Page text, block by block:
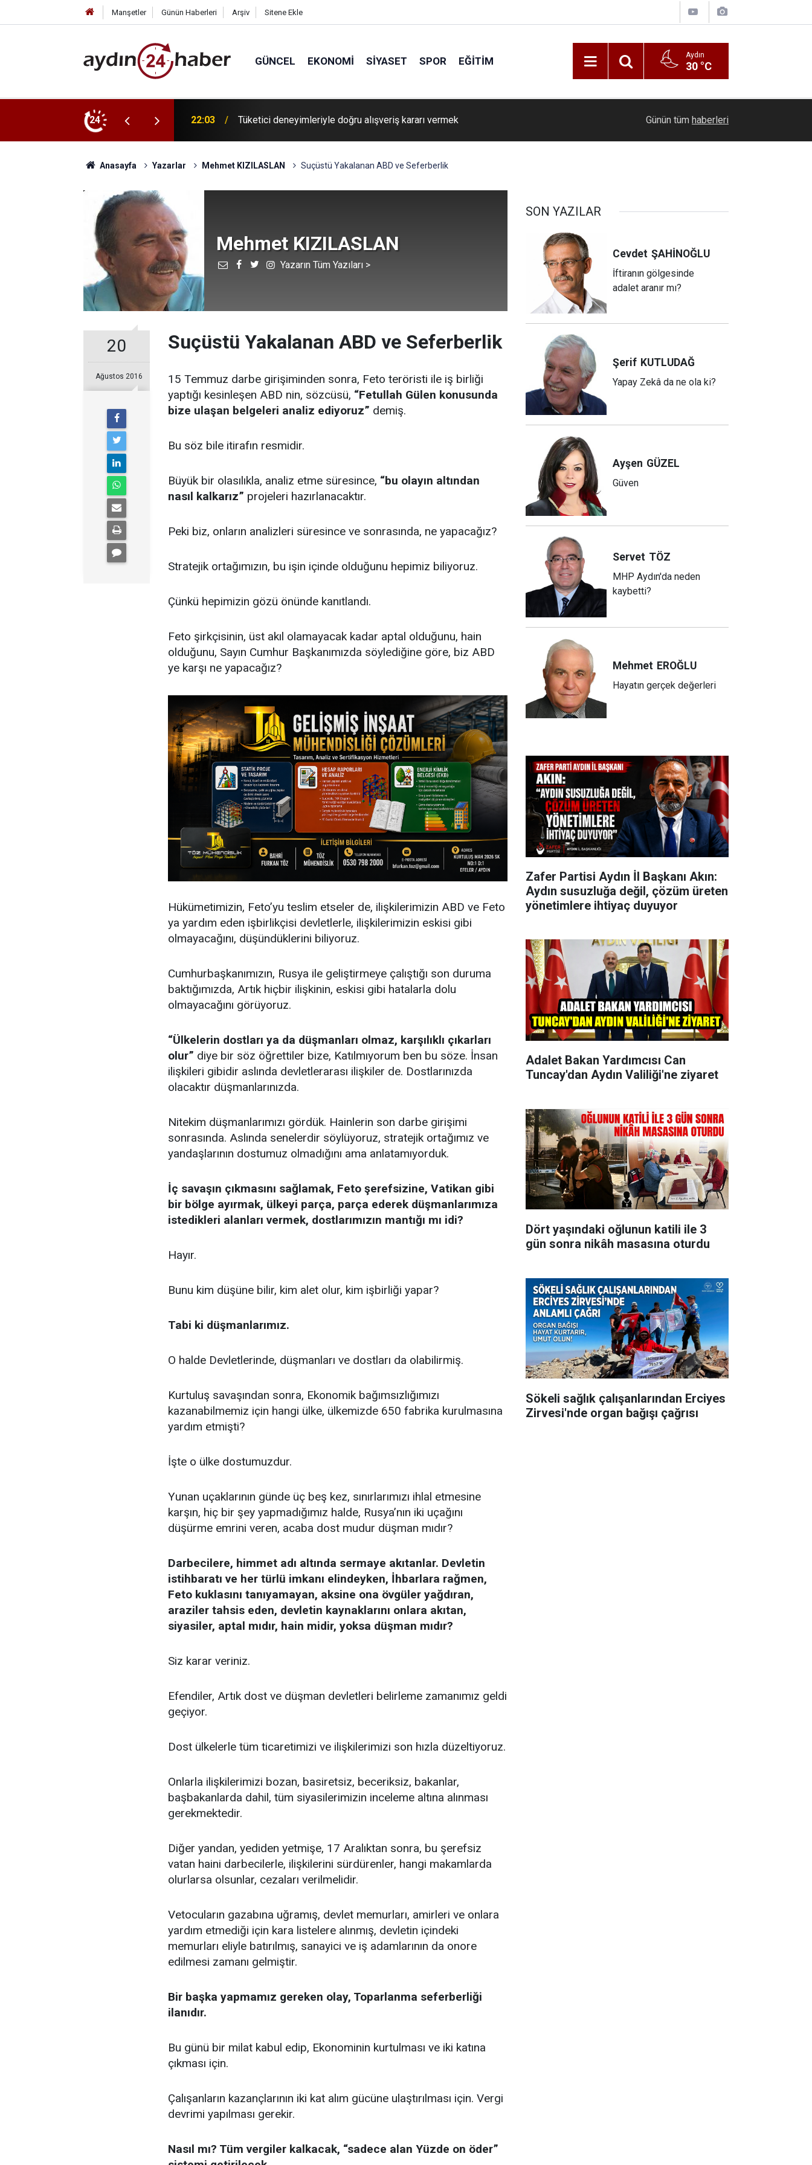
Manşetler Günün Haberleri Arşiv Sitene Ekle
GÜNCEL EKONOMI SIYASET SPOR EĞITIM Aydın
30 °C
24
kararı vermek 21:59 Malgaç’ta çakan ilk kıvılcım: Yörük Ese Efe’nin izinde İbrahim Murat Gündüz
yönetimlere ihtiyaç duyuyor
Günün tüm haberleri
Anasayfa Yazarlar Mehmet KIZILASLAN Suçüstü Yakalanan ABD ve Seferberlik
Mehmet KIZILASLAN
Yazarın Tüm Yazıları >
20
Ağustos 2016
Suçüstü Yakalanan ABD ve Seferberlik
15 Temmuz darbe girişiminden sonra, Feto teröristi ile iş birliği
yaptığı kesinleşen ABD nin, sözcüsü, “Fetullah Gülen konusunda
bize ulaşan belgeleri analiz ediyoruz” demiş.
Bu söz bile itirafın resmidir.
Büyük bir olasılıkla, analiz etme süresince, “bu olayın altından
nasıl kalkarız” projeleri hazırlanacaktır.
Peki biz, onların analizleri süresince ve sonrasında, ne yapacağız?
Stratejik ortağımızın, bu işin içinde olduğunu hepimiz biliyoruz.
Çünkü hepimizin gözü önünde kanıtlandı.
Feto şirkçisinin, üst akıl olamayacak kadar aptal olduğunu, hain
olduğunu, Sayın Cumhur Başkanımızda söylediğine göre, biz ABD
ye karşı ne yapacağız?
Hükümetimizin, Feto’yu teslim etseler de, ilişkilerimizin ABD ve Feto
ya yardım eden işbirlikçisi devletlerle, ilişkilerimizin eskisi gibi
olmayacağını, düşündüklerini biliyoruz.
Cumhurbaşkanımızın, Rusya ile geliştirmeye çalıştığı son duruma
baktığımızda, Artık hiçbir ilişkinin, eskisi gibi hatalarla dolu
olmayacağını görüyoruz.
“Ülkelerin dostları ya da düşmanları olmaz, karşılıklı çıkarları
olur” diye bir söz öğrettiler bize, Katılmıyorum ben bu söze. İnsan
ilişkileri gibidir aslında devletlerarası ilişkiler de. Dostlarınızda
olacaktır düşmanlarınızda.
Nitekim düşmanlarımızı gördük. Hainlerin son darbe girişimi
sonrasında. Aslında senelerdir söylüyoruz, stratejik ortağımız ve
yandaşlarının dostumuz olmadığını ama anlatamıyorduk.
İç savaşın çıkmasını sağlamak, Feto şerefsizine, Vatikan gibi
bir bölge ayırmak, ülkeyi parça, parça ederek düşmanlarımıza
istedikleri alanları vermek, dostlarımızın mantığı mı idi?
Hayır.
Bunu kim düşüne bilir, kim alet olur, kim işbirliği yapar?
Tabi ki düşmanlarımız.
O halde Devletlerinde, düşmanları ve dostları da olabilirmiş.
Kurtuluş savaşından sonra, Ekonomik bağımsızlığımızı
kazanabilmemiz için hangi ülke, ülkemizde 650 fabrika kurulmasına
yardım etmişti?
İşte o ülke dostumuzdur.
Yunan uçaklarının günde üç beş kez, sınırlarımızı ihlal etmesine
karşın, hiç bir şey yapmadığımız halde, Rusya’nın iki uçağını
düşürme emrini veren, acaba dost mudur düşman mıdır?
Darbecilere, himmet adı altında sermaye akıtanlar. Devletin
istihbaratı ve her türlü imkanı elindeyken, İhbarlara rağmen,
Feto kuklasını tanıyamayan, aksine ona övgüler yağdıran,
araziler tahsis eden, devletin kaynaklarını onlara akıtan,
siyasiler, aptal mıdır, hain midir, yoksa düşman mıdır?
Siz karar veriniz.
Efendiler, Artık dost ve düşman devletleri belirleme zamanımız geldi
geçiyor.
Dost ülkelerle tüm ticaretimizi ve ilişkilerimizi son hızla düzeltiyoruz.
Onlarla ilişkilerimizi bozan, basiretsiz, beceriksiz, bakanlar,
başbakanlarda dahil, tüm siyasilerimizin inceleme altına alınması
gerekmektedir.
Diğer yandan, yediden yetmişe, 17 Aralıktan sonra, bu şerefsiz
vatan haini darbecilerle, ilişkilerini sürdürenler, hangi makamlarda
olurlarsa olsunlar, cezaları verilmelidir.
Vetocuların gazabına uğramış, devlet memurları, amirleri ve onlara
yardım etmediği için kara listelere alınmış, devletin içindeki
memurları eliyle batırılmış, sanayici ve iş adamlarının da onore
edilmesi zamanı gelmiştir.
Bir başka yapmamız gereken olay, Toparlanma seferberliği
ilanıdır.
Bu günü bir milat kabul edip, Ekonominin kurtulması ve iki katına
çıkması için.
Çalışanların kazançlarının iki kat alım gücüne ulaştırılması için. Vergi
devrimi yapılması gerekir.
Nasıl mı? Tüm vergiler kalkacak, “sadece alan Yüzde on öder”
SON YAZILAR
Cevdet ŞAHİNOĞLU
İftiranın gölgesinde
adalet aranır mı?
Şerif KUTLUDAĞ
Yapay Zekâ da ne ola ki?
Ayşen GÜZEL
Güven
Servet TÖZ
MHP Aydın'da neden
kaybetti?
Mehmet EROĞLU
Hayatın gerçek değerleri
Zafer Partisi Aydın İl Başkanı Akın:
Aydın susuzluğa değil, çözüm üreten
yönetimlere ihtiyaç duyuyor
Adalet Bakan Yardımcısı Can
Tuncay'dan Aydın Valiliği'ne ziyaret
Dört yaşındaki oğlunun katili ile 3
gün sonra nikâh masasına oturdu
Sökeli sağlık çalışanlarından Erciyes
Zirvesi'nde organ bağışı çağrısı